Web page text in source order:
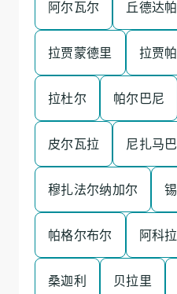
阿尔瓦尔 丘德达帕
拉贾蒙德里 拉贾
拉杜尔 帕尔巴尼
皮尔瓦拉 尼扎马
穆扎法尔纳加尔
帕格尔布尔 阿科拉
桑迦利 贝拉里